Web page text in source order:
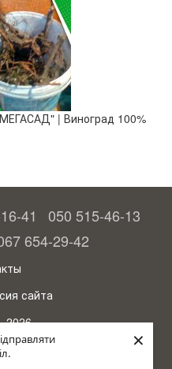
×
| Виноград 100%
41
050 515-46-13
654-29-42
сайта
урожая